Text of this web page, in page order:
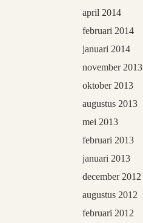
april 2014
februari 2014
januari 2014
november 2013
oktober 2013
augustus 2013
mei 2013
februari 2013
januari 2013
december 2012
augustus 2012
februari 2012